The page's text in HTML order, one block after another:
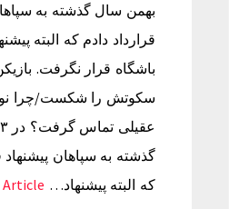
بهمن سال گذشته به
قرارداد دادم که البته
باشگاه قرار نگرفت.
سکوتش را شکست/چرا
گذشته به سپاهان
که البته پیشنهاد… →